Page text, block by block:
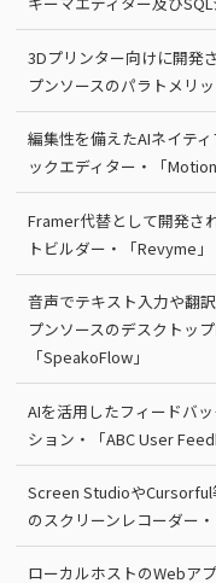
3Dプリンター向けに開発
プンソースのパラトメリ
編集性を備えたAIネイテ
ックエディター・「
Framer代替として開発さ
トビルダー・「Revyme」
音声でテキスト入力や翻
プンソースのデスクトッ
「SpeakoFlow」
AIを活用したフィードバ
ション・「ABC User
Screen StudioやCursorful
のスクリーンレコーダー
ローカルホストのWebア